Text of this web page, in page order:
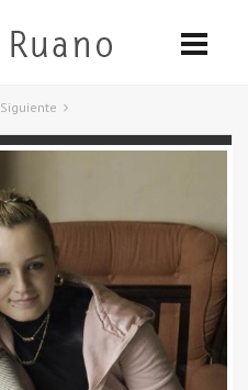
Siguiente